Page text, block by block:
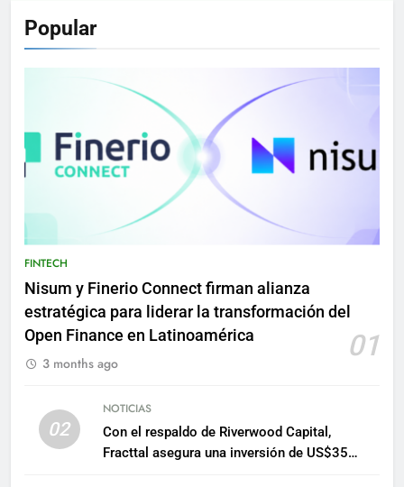
Popular
FINTECH
Nisum y Finerio Connect firman alianza
estratégica para liderar la transformación del
Open Finance en Latinoamérica
01
3 months ago
02
NOTICIAS
Con el respaldo de Riverwood Capital,
Fracttal asegura una inversión de US$35